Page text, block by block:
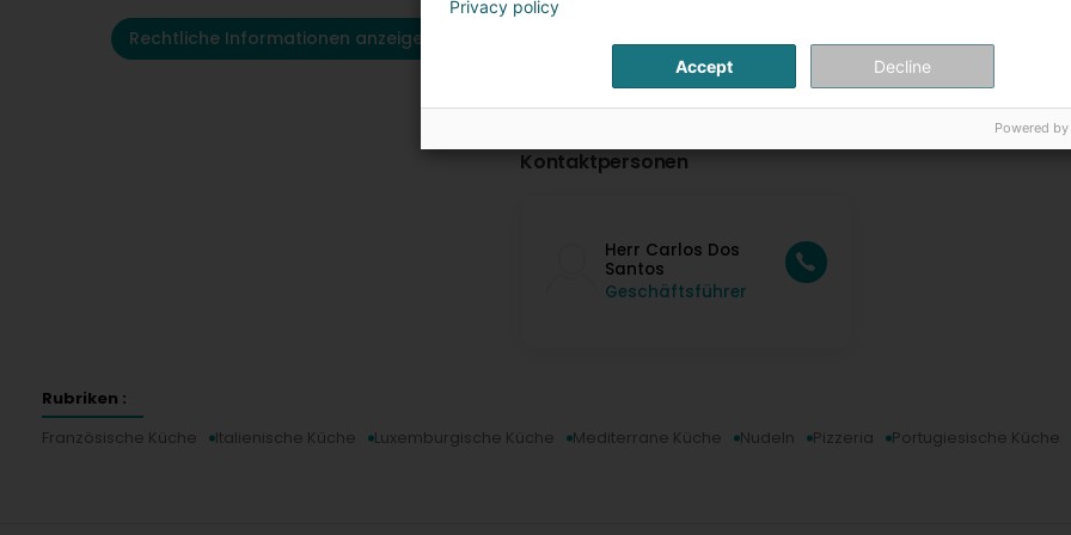
Rechtliche Informationen anzeigen
Kontaktpersonen
Herr Carlos Dos
Santos
Geschäftsführer
Rubriken :
Französische Küche
Italienische Küche Luxemburgische Küche Mediterrane Küche Nudeln Pizzeria Portugiesische Küche
Privacy policy
Accept Decline
Powered by